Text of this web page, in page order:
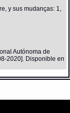
y sus mudanças: 1,
Autónoma de
2020]. Disponible en